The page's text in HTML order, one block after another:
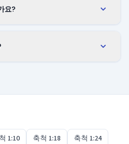
. 천장 높이 2.7m는 이 축척에
요?
큽니다. 실제 1센티미터가 모
크기는 동일합니다.
1:10 축척 1:18
축척 1:24